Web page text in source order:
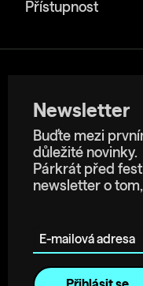
Přístupnost
Newsletter
Buďte mezi
důležité novinky.
Párkrát před
newsletter o